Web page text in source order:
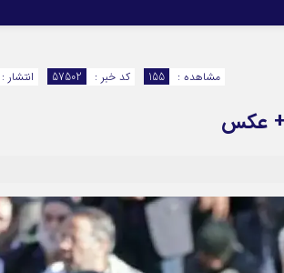
گزارش‌های خبری میراث فرهنگیانتشار :
کد خبر : 57502 مشاهده : 155
+ عکس